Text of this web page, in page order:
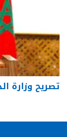
تصريح وزارة